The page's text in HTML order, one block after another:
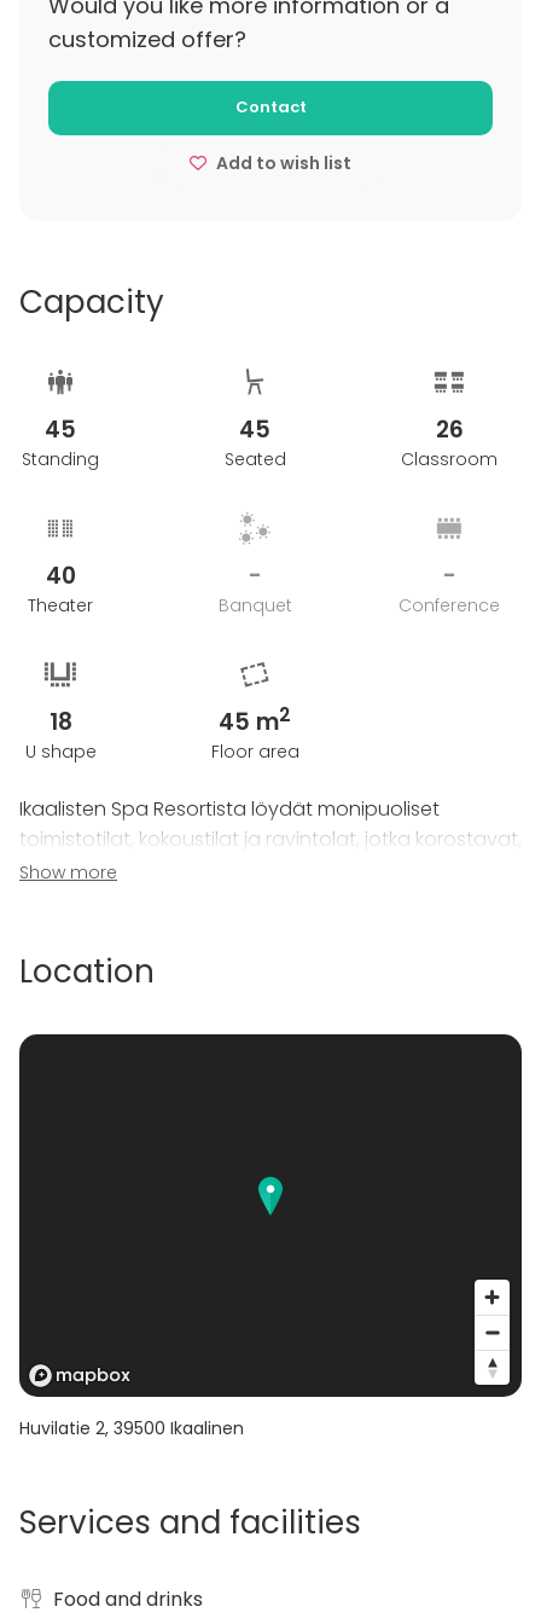
työn ja loman keskus!
customized offer?
Contact
Add to wish list
Capacity
45
Standing
45
Seated
26
Classroom
40
Theater
-
Banquet
-
Conference
18
U shape
45 m2
Floor area
Ikaalisten Spa Resortista löydät monipuoliset
toimistotilat, kokoustilat ja ravintolat, jotka korostavat,
sekä parantavat yhteishenkeä, luovuutta ja
Show more
Location
Huvilatie 2, 39500 Ikaalinen
Services and facilities
Food and drinks